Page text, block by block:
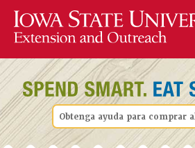
Obtenga ayuda para comprar